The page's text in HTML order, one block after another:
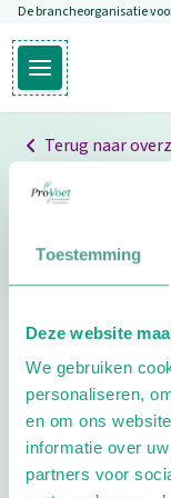
Toestemming
Deze website
We gebruiken
personaliseren,
en om ons
informatie over
partners voor
Overslaan en naar
De brancheorganisatie
Open hoofdmenu
Terug naar
Professionals
pedicure.